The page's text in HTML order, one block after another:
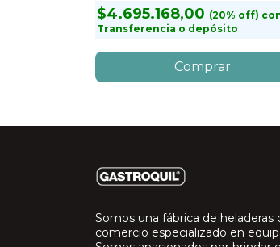
$4.695.168,00
Transferencia o depósito
Somos una fábrica de heladeras
comercio especializado en